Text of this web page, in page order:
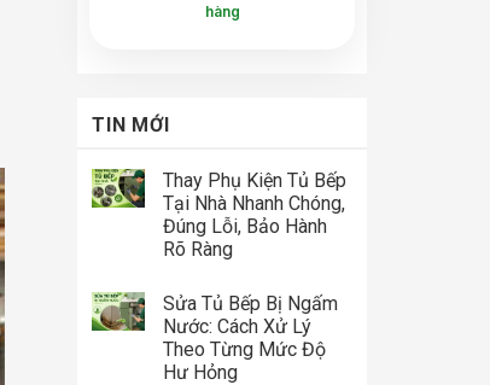
hàng
TIN MỚI
Thay Phụ Kiện Tủ Bếp
Tại Nhà Nhanh Chóng,
Đúng Lỗi, Bảo Hành
Rõ Ràng
Sửa Tủ Bếp Bị Ngấm
Nước: Cách Xử Lý
Theo Từng Mức Độ
Hư Hỏng